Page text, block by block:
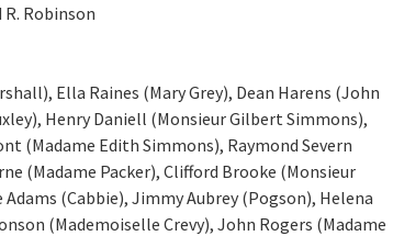
R. Robinson
Ella Raines (Mary Grey), Dean Harens (John
Henry Daniell (Monsieur Gilbert Simmons),
(Madame Edith Simmons), Raymond Severn
(Madame Packer), Clifford Brooke (Monsieur
(Cabbie), Jimmy Aubrey (Pogson), Helena
(Mademoiselle Crevy), John Rogers (Madame